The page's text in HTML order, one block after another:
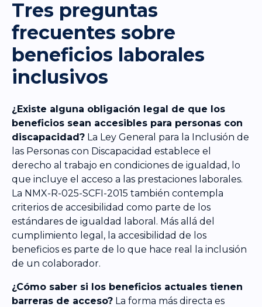
Tres preguntas
frecuentes sobre
beneficios laborales
inclusivos
¿Existe alguna obligación legal de que los
beneficios sean accesibles para personas con
discapacidad? La Ley General para la Inclusión de
las Personas con Discapacidad establece el
derecho al trabajo en condiciones de igualdad, lo
que incluye el acceso a las prestaciones laborales.
La NMX-R-025-SCFI-2015 también contempla
criterios de accesibilidad como parte de los
estándares de igualdad laboral. Más allá del
cumplimiento legal, la accesibilidad de los
beneficios es parte de lo que hace real la inclusión
de un colaborador.
¿Cómo saber si los beneficios actuales tienen
barreras de acceso? La forma más directa es